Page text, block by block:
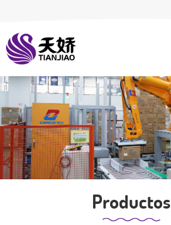
Productos